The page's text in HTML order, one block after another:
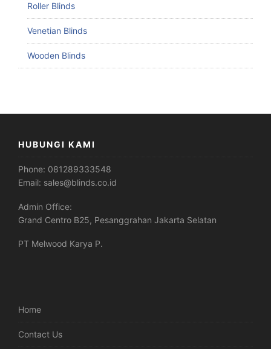
Roller Blinds
Venetian Blinds
Wooden Blinds
HUBUNGI KAMI
Phone: 081289333548
Email: sales@blinds.co.id
Admin Office:
Grand Centro B25, Pesanggrahan Jakarta Selatan
PT Melwood Karya P.
Home
Contact Us